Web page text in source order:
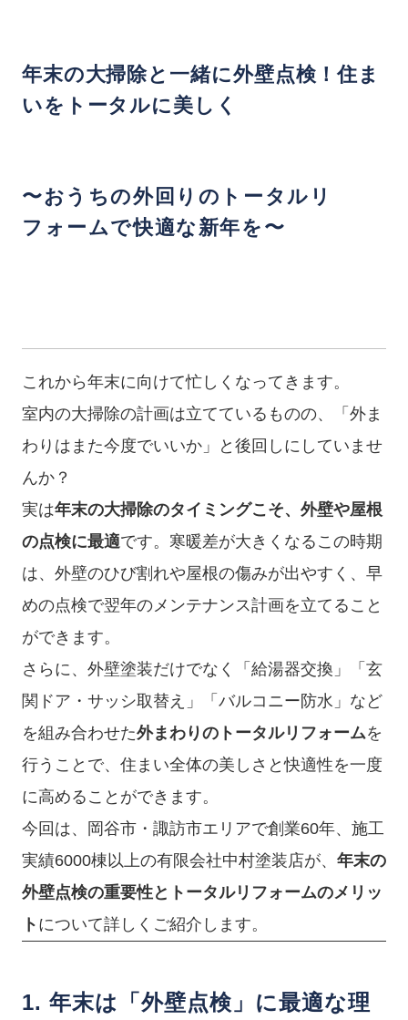
年末の大掃除と一緒に外壁点検！住ま
いをトータルに美しく
〜おうちの外回りのトータルリ
フォームで快適な新年を〜
これから年末に向けて忙しくなってきます。
室内の大掃除の計画は立てているものの、「外ま
わりはまた今度でいいか」と後回しにしていませ
んか？
実は年末の大掃除のタイミングこそ、外壁や屋根
の点検に最適です。寒暖差が大きくなるこの時期
は、外壁のひび割れや屋根の傷みが出やすく、早
めの点検で翌年のメンテナンス計画を立てること
ができます。
さらに、外壁塗装だけでなく「給湯器交換」「玄
関ドア・サッシ取替え」「バルコニー防水」など
を組み合わせた外まわりのトータルリフォームを
行うことで、住まい全体の美しさと快適性を一度
に高めることができます。
今回は、岡谷市・諏訪市エリアで創業60年、施工
実績6000棟以上の有限会社中村塗装店が、 年末の
外壁点検の重要性とトータルリフォームのメリッ
ト について詳しくご紹介します。
1. 年末は「外壁点検」に最適な理